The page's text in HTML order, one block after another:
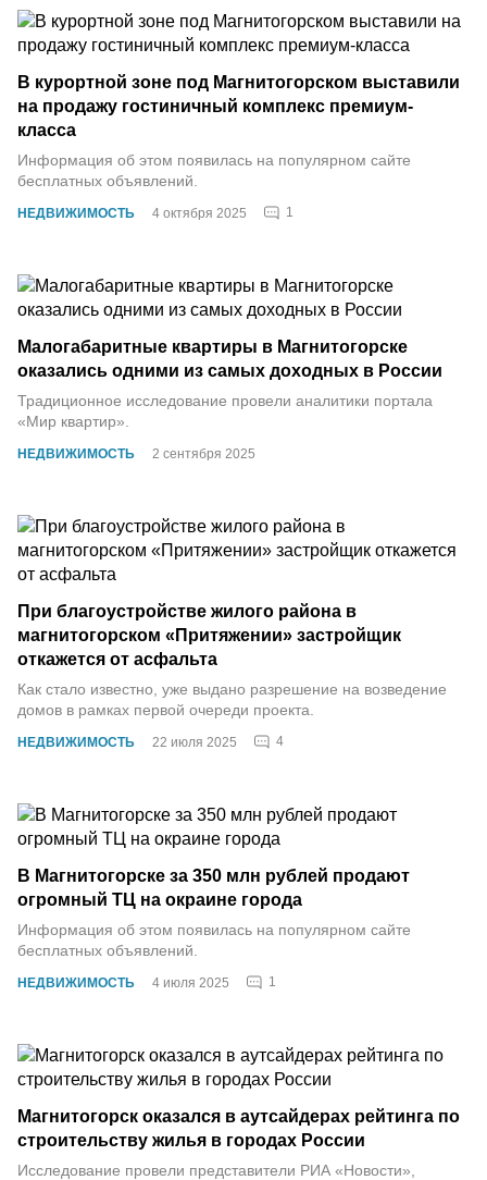
НЕДВИЖИМОСТЬ 4 октября 2025 1
В курортной зоне под Магнитогорском выставили
на продажу гостиничный комплекс премиум-
класса
Информация об этом появилась на популярном сайте
бесплатных объявлений.
НЕДВИЖИМОСТЬ 2 сентября 2025
Малогабаритные квартиры в Магнитогорске
оказались одними из самых доходных в России
Традиционное исследование провели аналитики портала
«Мир квартир».
НЕДВИЖИМОСТЬ 22 июля 2025 4
При благоустройстве жилого района в
магнитогорском «Притяжении» застройщик
откажется от асфальта
Как стало известно, уже выдано разрешение на возведение
домов в рамках первой очереди проекта.
НЕДВИЖИМОСТЬ 4 июля 2025 1
В Магнитогорске за 350 млн рублей продают
огромный ТЦ на окраине города
Информация об этом появилась на популярном сайте
бесплатных объявлений.
Магнитогорск оказался в аутсайдерах рейтинга по
строительству жилья в городах России
Исследование провели представители РИА «Новости»,